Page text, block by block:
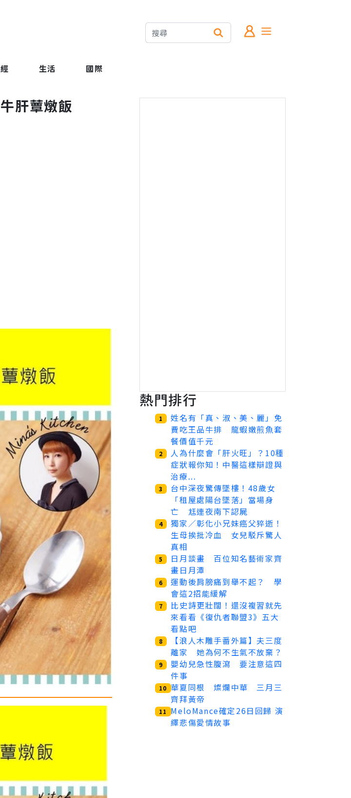
生活 國際
肝蕈燉飯
熱門排行
1
姓名有「真、淑、美、麗」免
費吃王品牛排 龍蝦嫩煎魚套
餐價值千元
2
人為什麼會「肝火旺」？10種
症狀報你知！中醫這樣辯證與
治療...
3
台中深夜驚傳墜樓！48歲女
「租屋處陽台墜落」當場身
亡 尪連夜南下認屍
4
獨家／彰化小兄妹癌父猝逝！
生母挨批冷血 女兒駁斥驚人
真相
5
日月談畫 百位知名藝術家齊
畫日月潭
6
運動後肩膀痛到舉不起？ 學
會這2招能緩解
7
比史詩更壯闊！還沒複習就先
來看看《復仇者聯盟3》五大
看點吧
8
【浪人木雕手番外篇】夫三度
離家 她為何不生氣不放棄？
9
嬰幼兒急性腹瀉 要注意這四
件事
10 華夏同根 燦爛中華 三月三
齊拜黃帝
11
MeloMance確定26日回歸 演
繹悲傷愛情故事